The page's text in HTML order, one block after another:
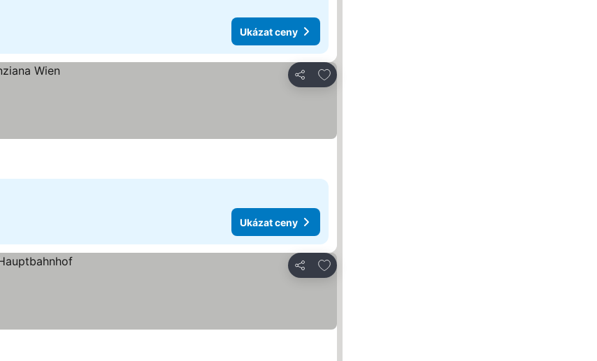
Ukázat ceny
Sdílet
Přidat na seznam oblíbených hotelů
Ukázat ceny
Sdílet
Přidat na seznam oblíbených hotelů